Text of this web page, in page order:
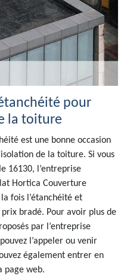
pour
la toiture
est une bonne occasion
de la toiture. Si vous
16130, l’entreprise
Hortica Couverture
fois l’étanchéité et
bradé. Pour avoir plus de
par l’entreprise
l’appeler ou venir
également entrer en
page web.